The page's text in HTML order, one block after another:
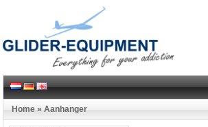
Home » Aanhanger